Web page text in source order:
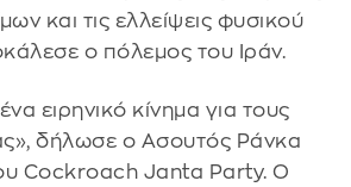
και τις ελλείψεις φυσικού
ο πόλεμος του Ιράν.
ειρηνικό κίνημα για τους
δήλωσε ο Ασουτός Ράνκα
Cockroach Janta Party. Ο